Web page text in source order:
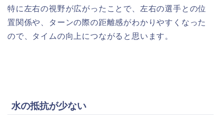
特に左右の視野が広がったことで、左右の選手との位
置関係や、ターンの際の距離感がわかりやすくなった
ので、タイムの向上につながると思います。
水の抵抗が少ない